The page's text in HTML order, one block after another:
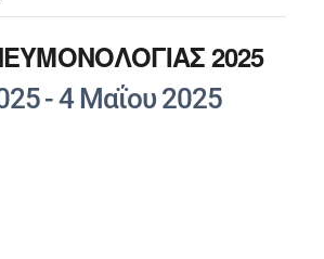
2025
-4 Μαΐου 2025